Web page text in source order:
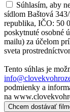
Súhlasím, aby
sídlom Baštová
republika, IČO: 50
poskytnuté osobné
mailu) za účelom
sveta
Tento súhlas je
podmienky a
na
Chcem dostávať